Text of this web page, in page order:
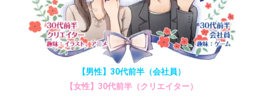
【男性】30代前半（会社員）
【女性】30代前半（クリエイター）